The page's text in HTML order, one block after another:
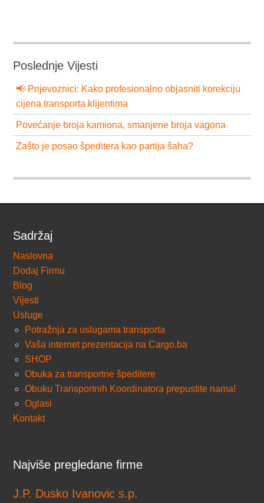
Poslednje Vijesti
📢 Prijevoznici: Kako profesionalno objasniti korekciju
cijena transporta klijentima
Povećanje broja kamiona, smanjene broja vagona
Zašto je posao špeditera kao partija šaha?
Sadržaj
Naslovna
Dodaj Firmu
Blog
Vijesti
Usluge
Potražnja za uslugama transporta
Vaša internet prezentacija na Cargo.ba
SHOP
Obuka za transportne špeditere
Obuku Transportnih Koordinatora prepustite nama!
Oglasi
Kontakt
Najviše pregledane firme
J.P. Dusko Ivanovic s.p.